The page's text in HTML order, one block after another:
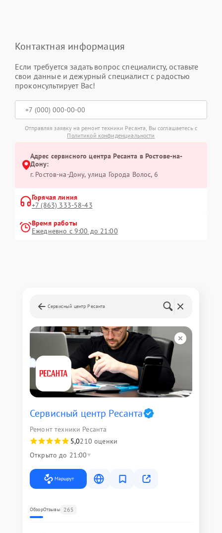
Контактная информация
Если требуется задать вопрос специалисту, оставьте
свои данные и дежурный специалист с радостью
проконсультирует Вас!
Отправляя заявку на ремонт техники Ресанта, Вы соглашаетесь с
Политикой конфиденциальности
Адрес сервисного центра Ресанта в Ростове-на-
Дону:
г. Ростов-на-Дону, улица Города Волос, 6
Горячая линия
+7 (863) 333-58-43
Время работы
Ежедневно с 9:00 до 21:00
Сервисный центр Ресанта
Сервисный центр Ресанта
Ремонт техники Ресанта
5,0210 оценки
Открыто до 21:00
Маршрут
ОбзорОтзывы 265